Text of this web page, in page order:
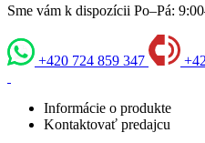
Sme vám k dispozícii Po–Pá:
+420 724 859 347
Informácie o produkte
Kontaktovať predajcu